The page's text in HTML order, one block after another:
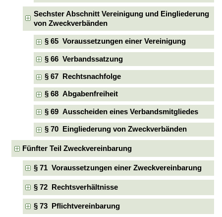
Sechster Abschnitt Vereinigung und Eingliederung
von Zweckverbänden
§ 65 Voraussetzungen einer Vereinigung
§ 66 Verbandssatzung
§ 67 Rechtsnachfolge
§ 68 Abgabenfreiheit
§ 69 Ausscheiden eines Verbandsmitgliedes
§ 70 Eingliederung von Zweckverbänden
Fünfter Teil Zweckvereinbarung
§ 71 Voraussetzungen einer Zweckvereinbarung
§ 72 Rechtsverhältnisse
§ 73 Pflichtvereinbarung